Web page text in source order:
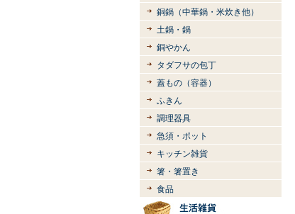
銅鍋（中華鍋・米炊き他）
土鍋・鍋
銅やかん
タダフサの包丁
蓋もの（容器）
ふきん
調理器具
急須・ポット
キッチン雑貨
箸・箸置き
食品